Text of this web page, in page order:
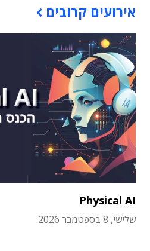
אירועים קרובים
Physical AI
שלישי, 8 בספטמבר 2026